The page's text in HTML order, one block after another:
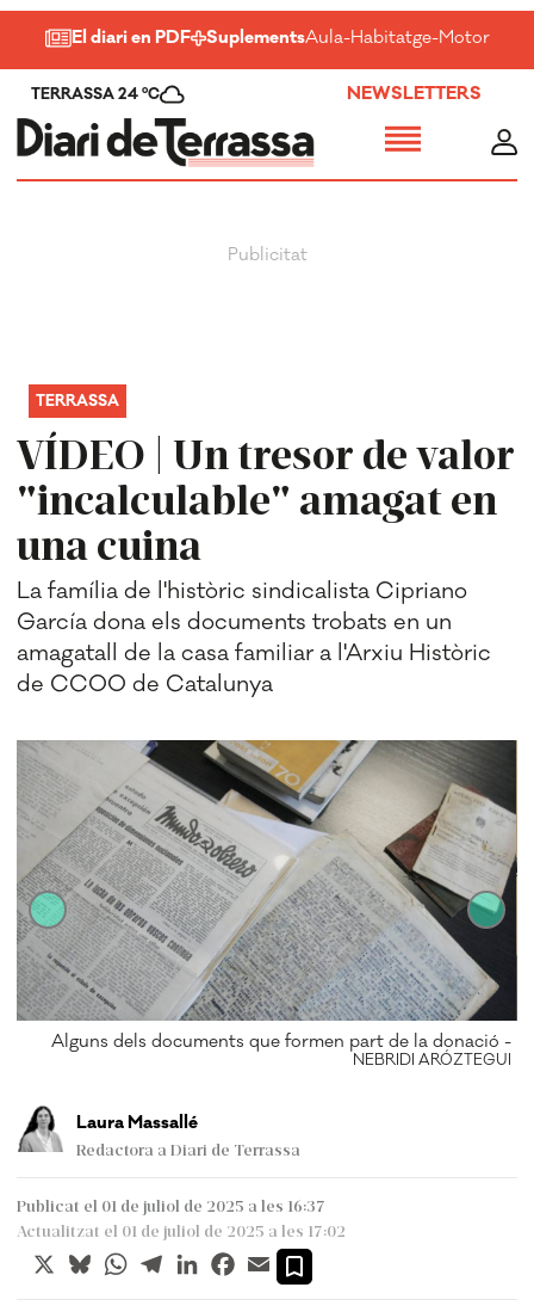
El diari en PDF SuplementsAula-Habitatge-Motor-
TERRASSA 24 ºC NEWSLETTERS
VÍDEO | Un tresor de valor
"incalculable" amagat en
una cuina
TERRASSA
La família de l'històric sindicalista Cipriano
García dona els documents trobats en un
amagatall de la casa familiar a l'Arxiu Històric
de CCOO de Catalunya
Alguns dels documents que formen part de la donació -
NEBRIDI ARÓZTEGUI
Laura Massallé
Redactora a Diari de Terrassa
Publicat el 01 de juliol de 2025 a les 16:37
Actualitzat el 01 de juliol de 2025 a les 17:02
X BlueskyWhatsApp
TelegramLinkedInFacebook
Email